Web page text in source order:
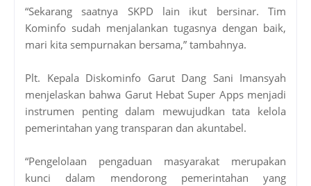
“Sekarang saatnya SKPD lain ikut bersinar. Tim
Kominfo sudah menjalankan tugasnya dengan baik,
mari kita sempurnakan bersama,” tambahnya.
Plt. Kepala Diskominfo Garut Dang Sani Imansyah
menjelaskan bahwa Garut Hebat Super Apps menjadi
instrumen penting dalam mewujudkan tata kelola
pemerintahan yang transparan dan akuntabel.
“Pengelolaan pengaduan masyarakat merupakan
kunci dalam mendorong pemerintahan yang